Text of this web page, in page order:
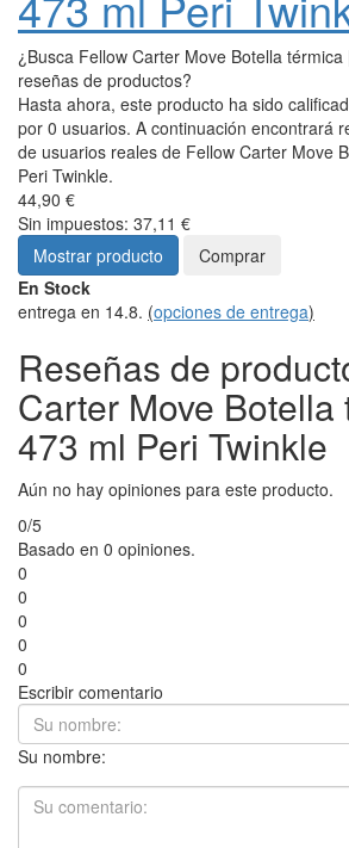
¿Busca Fellow Carter Move Botella
reseñas de productos?
Hasta ahora, este producto ha sido
por 0 usuarios. A continuación encontrará
de usuarios reales de Fellow Carter Move
Peri Twinkle.
44,90 €
Sin impuestos: 37,11 €
Mostrar producto
Comprar
En Stock
entrega en 14.8. (opciones de entrega)
Reseñas de
Carter Move Botella
473 ml Peri Twinkle
Aún no hay opiniones para este producto.
0/5
Basado en 0 opiniones.
0
0
0
0
0
Escribir comentario
Su nombre: